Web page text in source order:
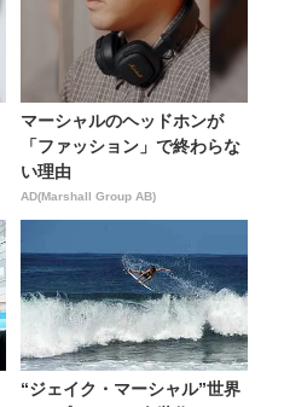
マーシャルのヘッドホンが
「ファッション」で終わらな
い理由
AD(Marshall Group AB)
“ジェイク・マーシャル”世界